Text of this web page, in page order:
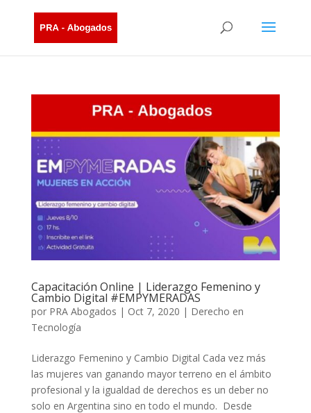
Capacitación Online | Liderazgo Femenino y
Cambio Digital #EMPYMERADAS
por PRA Abogados | Oct 7, 2020 | Derecho en
Tecnología
Liderazgo Femenino y Cambio Digital Cada vez más
las mujeres van ganando mayor terreno en el ámbito
profesional y la igualdad de derechos es un deber no
solo en Argentina sino en todo el mundo. Desde